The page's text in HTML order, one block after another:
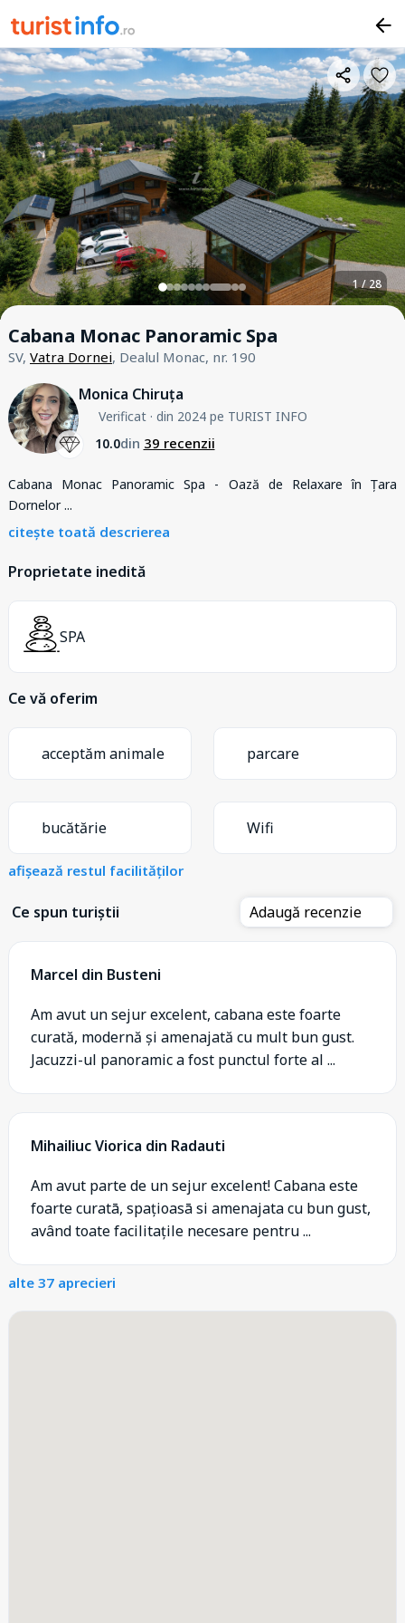
1 / 28
Cabana Monac Panoramic Spa
SV, Vatra Dornei, Dealul Monac, nr. 190
Monica Chiruța
Verificat· din 2024 pe TURIST INFO
10.0din 39 recenzii
Cabana Monac Panoramic Spa - Oază de Relaxare în Țara
Dornelor...
citește toată descrierea
Proprietate inedită
SPA
Ce vă oferim
acceptăm animale parcare
bucătărie Wifi
afișează restul facilităților
Ce spun turiștii Adaugă recenzie
Marcel din Busteni
Am avut un sejur excelent, cabana este foarte
curată, modernă și amenajată cu mult bun gust.
Jacuzzi-ul panoramic a fost punctul forte al ...
Mihailiuc Viorica din Radauti
Am avut parte de un sejur excelent! Cabana este
foarte curatā, spațioasā si amenajata cu bun gust,
având toate facilitațile necesare pentru ...
alte 37 aprecieri